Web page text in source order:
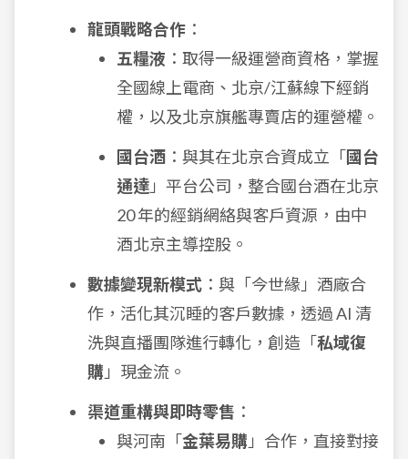
龍頭戰略合作 ：
五糧液 ：取得一級運營商資格，掌握
全國線上電商、北京/江蘇線下經銷
權，以及北京旗艦專賣店的運營權。
國台酒 ：與其在北京合資成立「國台
通達 」平台公司，整合國台酒在北京
20 年的經銷網絡與客戶資源，由中
酒北京主導控股。
數據變現新模式 ：與「今世緣」酒廠合
作，活化其沉睡的客戶數據，透過 AI 清
洗與直播團隊進行轉化，創造「私域復
購 」現金流。
渠道重構與即時零售 ：
與河南「金葉易購 」合作，直接對接